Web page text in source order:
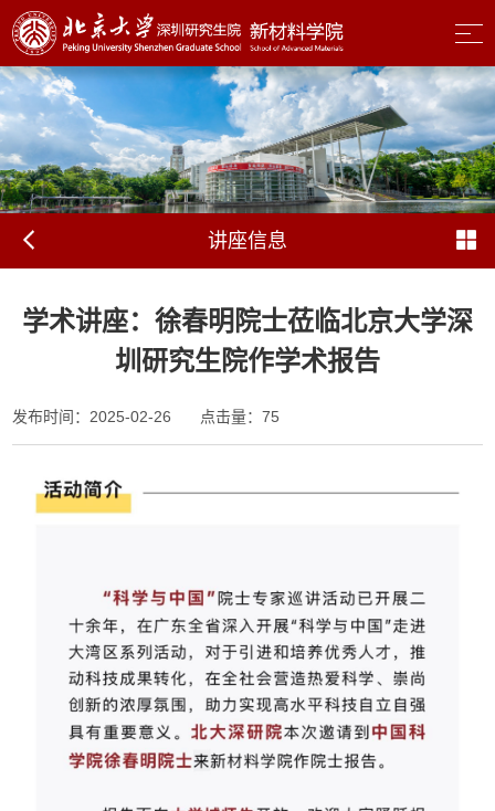
讲座信息
学术讲座：徐春明院士莅临北京大学深
圳研究生院作学术报告
发布时间：2025-02-26 点击量：75